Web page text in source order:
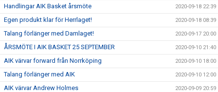
Handlingar AIK Basket årsmöte 2020-09-18 22:39
Egen produkt klar för Herrlaget! 2020-09-18 08:39
Talang förlänger med Damlaget! 2020-09-17 20:00
ÅRSMÖTE I AIK BASKET 25 SEPTEMBER 2020-09-10 21:40
AIK värvar forward från Norrköping 2020-09-10 18:00
Talang förlänger med AIK 2020-09-10 12:00
AIK värvar Andrew Holmes 2020-09-09 20:59